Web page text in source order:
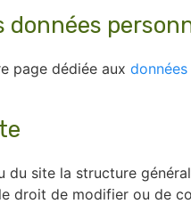
données
page dédiée aux
du site la structure
droit de modifier ou de